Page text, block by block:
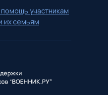
участникам
их семьям